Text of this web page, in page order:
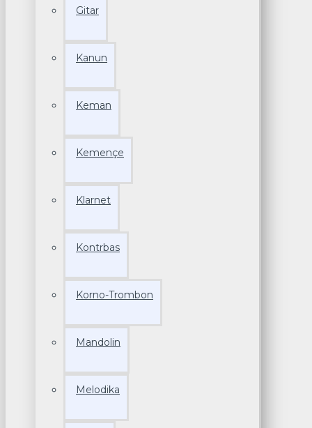
Gitar
Kanun
Keman
Kemençe
Klarnet
Kontrbas
Korno-Trombon
Mandolin
Melodika